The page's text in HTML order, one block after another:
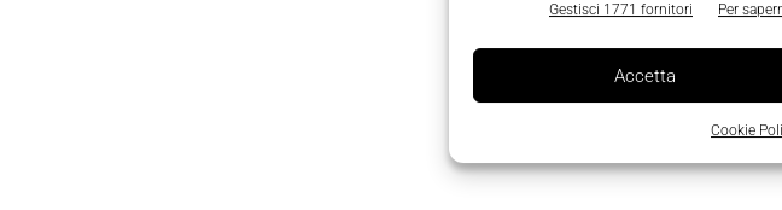
Gestisci 1771 fornitori Per
Accetta
Cookie